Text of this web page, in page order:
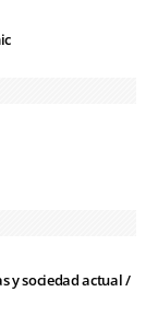
y sociedad actual /